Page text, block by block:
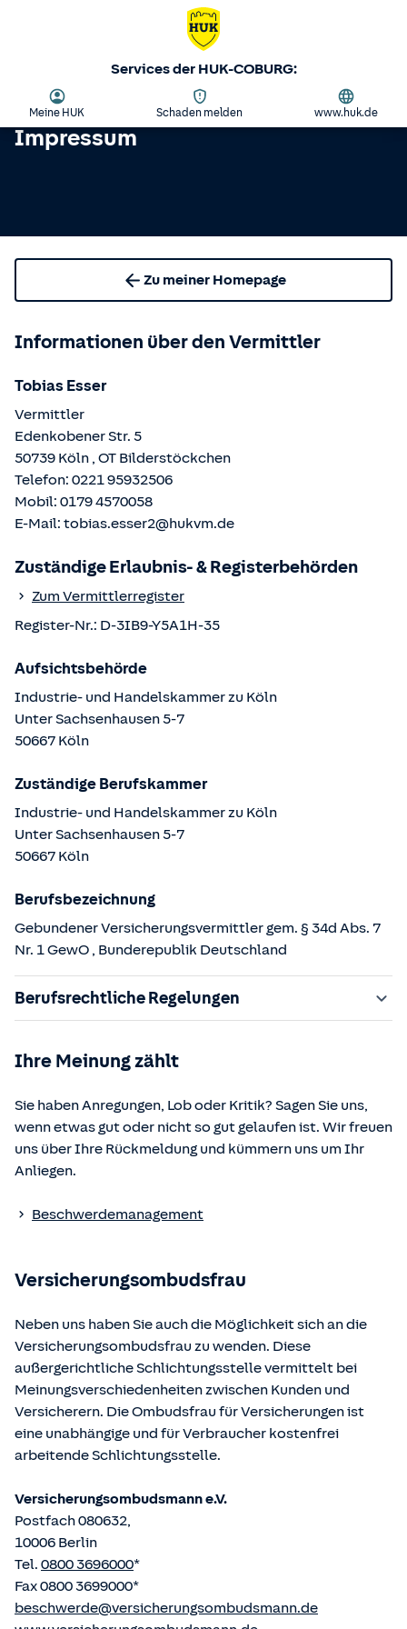
Services der HUK-COBURG:
Meine HUK Schaden melden www.huk.de
Impressum
Zu meiner Homepage
Informationen über den Vermittler
Tobias Esser
Vermittler
Edenkobener Str. 5
50739 Köln , OT Bilderstöckchen
Telefon: 0221 95932506
Mobil: 0179 4570058
E-Mail: tobias.esser2@hukvm.de
Zuständige Erlaubnis- & Registerbehörden
Zum Vermittlerregister
Register-Nr.: D-3IB9-Y5A1H-35
Aufsichtsbehörde
Industrie- und Handelskammer zu Köln
Unter Sachsenhausen5-7
50667 Köln
Zuständige Berufskammer
Industrie- und Handelskammer zu Köln
Unter Sachsenhausen5-7
50667 Köln
Berufsbezeichnung
Gebundener Versicherungsvermittler gem. § 34d Abs. 7
Nr. 1 GewO , Bunderepublik Deutschland
Berufsrechtliche Regelungen
§§ 59 – 68 Gesetz über den Versicherungsvertrag
§ 48b Versicherungsaufsichtsgesetz (VAG)
Verordnung über die Versicherungsvermittlung und -
Die berufsrechtlichen Regelungen können über die vom
eingesehen und abgerufen werden.
Ihre Meinung zählt
Sie haben Anregungen, Lob oder Kritik? Sagen Sie uns,
wenn etwas gut oder nicht so gut gelaufen ist. Wir freuen
uns über Ihre Rückmeldung und kümmern uns um Ihr
Anliegen.
Beschwerdemanagement
Versicherungsombudsfrau
Neben uns haben Sie auch die Möglichkeit sich an die
Versicherungsombudsfrau zu wenden. Diese
außergerichtliche Schlichtungsstelle vermittelt bei
Meinungsverschiedenheiten zwischen Kunden und
Versicherern. Die Ombudsfrau für Versicherungen ist
eine unabhängige und für Verbraucher kostenfrei
arbeitende Schlichtungsstelle.
Versicherungsombudsmann e.V.
Postfach 080632,
10006 Berlin
Tel. 0800 3696000*
Fax 0800 3699000*
beschwerde@versicherungsombudsmann.de